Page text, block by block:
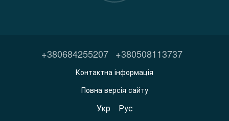
+380684255207 +380508113737
Контактна інформація
Повна версія сайту
Укр Рус